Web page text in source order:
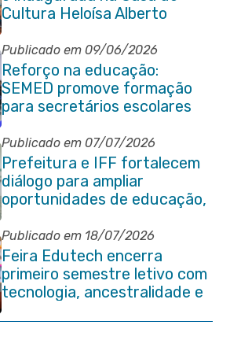
Cultura Heloísa Alberto
Torres
Publicado em 09/06/2026
Reforço na educação:
SEMED promove formação
para secretários escolares
Publicado em 07/07/2026
Prefeitura e IFF fortalecem
diálogo para ampliar
oportunidades de educação,
ciência e inovação em
Itaboraí
Publicado em 18/07/2026
Feira Edutech encerra
primeiro semestre letivo com
tecnologia, ancestralidade e
protagonismo estudantil em
Itaboraí